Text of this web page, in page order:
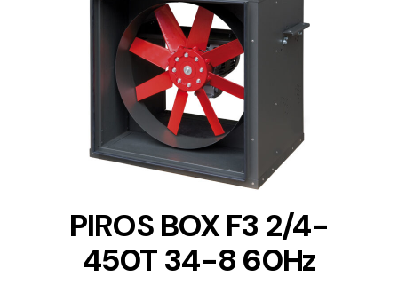
DETAILS
PIROS BOX F3 2/4-
450T 34-8 60Hz